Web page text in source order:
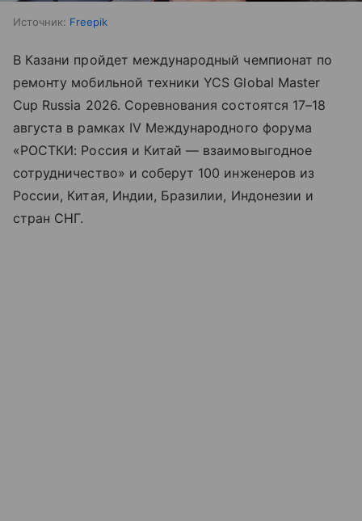
Источник: Freepik
В Казани пройдет международный чемпионат по
ремонту мобильной техники YCS Global Master
Cup Russia 2026. Соревнования состоятся 17–18
августа в рамках IV Международного форума
«РОСТКИ: Россия и Китай — взаимовыгодное
сотрудничество» и соберут 100 инженеров из
России, Китая, Индии, Бразилии, Индонезии и
стран СНГ.